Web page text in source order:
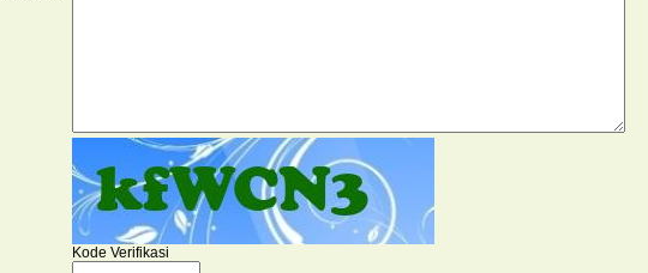
Kode Verifikasi